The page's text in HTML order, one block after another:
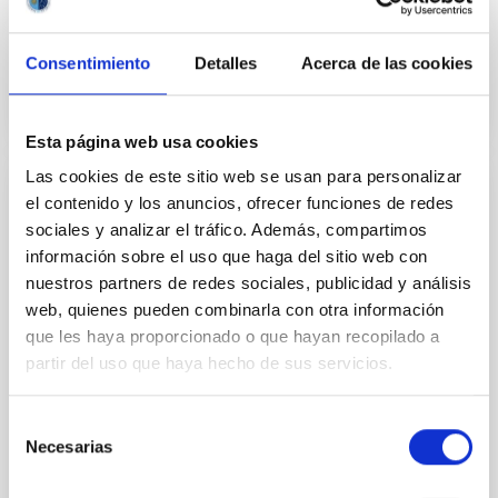
Consentimiento Detalles Acerca de las cookies
Esta página web usa cookies
Las cookies de este sitio web se usan para personalizar
el contenido y los anuncios, ofrecer funciones de redes
sociales y analizar el tráfico. Además, compartimos
información sobre el uso que haga del sitio web con
nuestros partners de redes sociales, publicidad y análisis
web, quienes pueden combinarla con otra información
que les haya proporcionado o que hayan recopilado a
partir del uso que haya hecho de sus servicios.
Necesarias
ACUERDO DE COOPERACIÓN ASTROFÍSICA Y
ACUERDOS INTERNACIONALES
Adenda al protocolo sobre cooperación en
materia de astrofísica
Addenda al Protocolo sobre Cooperación en Materia
de Astrofísica entre los Gobiernos del Reino de
España, Reino de Dinamarca, Reino Unido de Gran
Fecha